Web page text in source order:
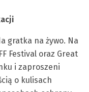
gratka na żywo. Na
Festival oraz Great
i zaproszeni
o kulisach